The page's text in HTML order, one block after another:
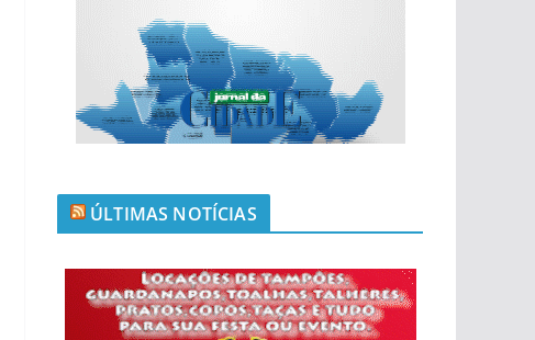
ÚLTIMAS NOTÍCIAS